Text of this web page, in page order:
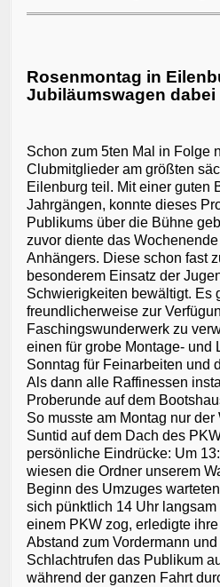
Rosenmontag in
Jubiläumswagen dabei
Schon zum 5ten Mal in Folge
Clubmitglieder am größten
Eilenburg teil. Mit einer guten
Jahrgängen, konnte dieses
Publikums über die Bühne
zuvor diente das
Anhängers. Diese schon fast
besonderem Einsatz der
Schwierigkeiten bewältigt. Es
freundlicherweise zur
Faschingswunderwerk zu
einen für grobe Montage- und
Sonntag für Feinarbeiten und
Als dann alle Raffinessen
Proberunde auf dem
So musste am Montag nur
Suntid auf dem Dach des
persönliche Eindrücke: Um
wiesen die Ordner unserem
Beginn des Umzuges
sich pünktlich 14 Uhr
einem PKW zog, erledigte
Abstand zum Vordermann
Schlachtrufen das Publikum
während der ganzen Fahrt